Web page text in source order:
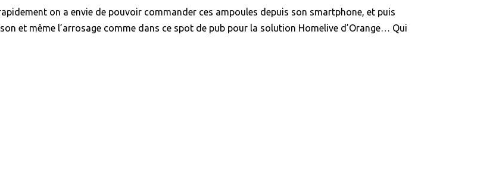
on a envie de pouvoir commander ces ampoules depuis son smartphone, et puis
et même l’arrosage comme dans ce spot de pub pour la solution Homelive d’Orange… Qui